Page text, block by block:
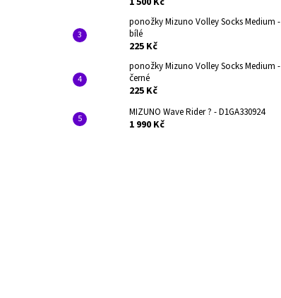
ponožky Mizuno Volley Socks Medium -
bílé
225 Kč
ponožky Mizuno Volley Socks Medium -
černé
225 Kč
MIZUNO Wave Rider ? - D1GA330924
1 990 Kč